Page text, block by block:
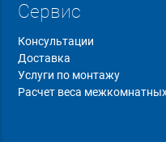
Сервис
Консультации
Доставка
Услуги по монтажу
Расчет веса